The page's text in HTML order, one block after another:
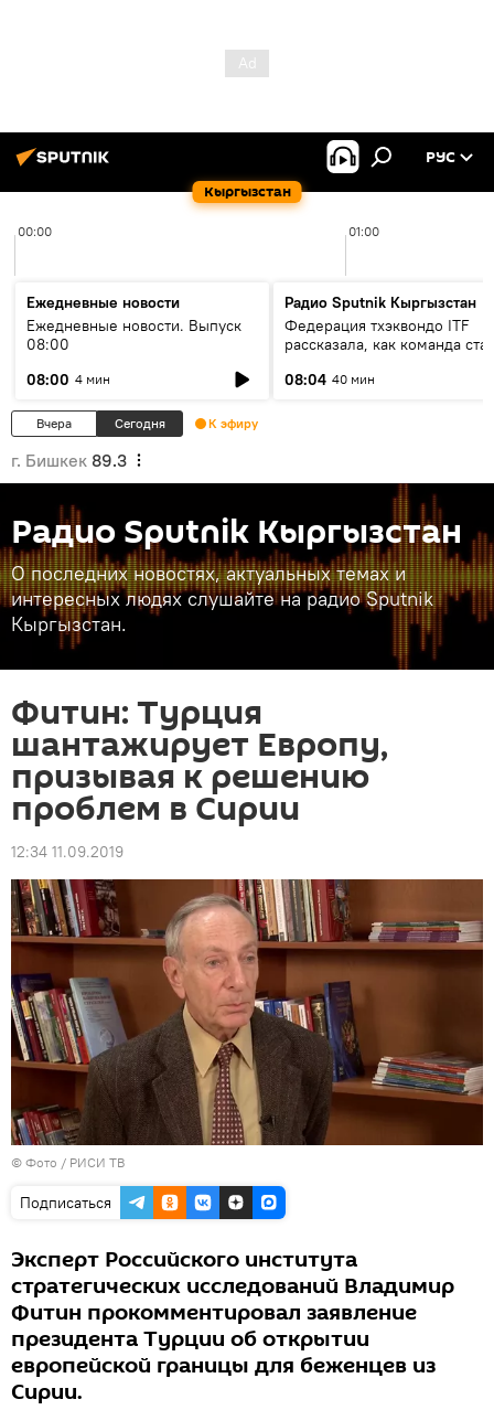
Кыргызстан
РУС
00:00 01:00
Ежедневные новости
Ежедневные новости. Выпуск
08:00
08:00 4 мин
Радио Sputnik Кыргызстан
Федерация тхэквондо ITF
рассказала, как команда
08:04 40 мин
Вчера Сегодня К эфиру
г. Бишкек 89.3
Радио Sputnik Кыргызстан
О последних новостях, актуальных темах и
интересных людях слушайте на радио Sputnik
Кыргызстан.
Фитин: Турция
шантажирует Европу,
призывая к решению
проблем в Сирии
12:34 11.09.2019
© Фото / РИСИ ТВ
Подписаться
Эксперт Российского института
стратегических исследований Владимир
Фитин прокомментировал заявление
президента Турции об открытии
европейской границы для беженцев из
Сирии.